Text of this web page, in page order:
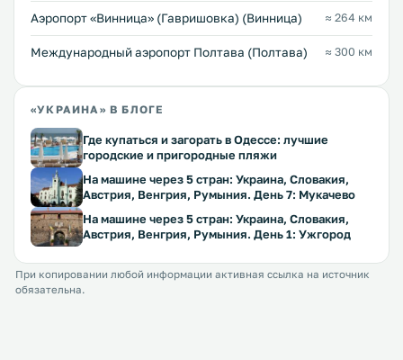
Аэропорт «Винница» (Гавришовка) (Винница) ≈ 264 км
Международный аэропорт Полтава (Полтава) ≈ 300 км
«УКРАИНА» В БЛОГЕ
Где купаться и загорать в Одессе: лучшие
городские и пригородные пляжи
На машине через 5 стран: Украина, Словакия,
Австрия, Венгрия, Румыния. День 7: Мукачево
На машине через 5 стран: Украина, Словакия,
Австрия, Венгрия, Румыния. День 1: Ужгород
При копировании любой информации активная ссылка на источник
обязательна.